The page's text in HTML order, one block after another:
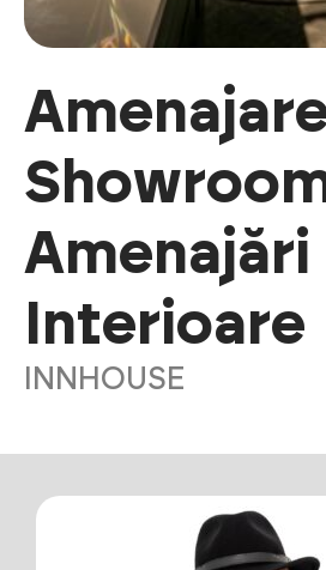
Amenajări
Interioare
INNHOUSE